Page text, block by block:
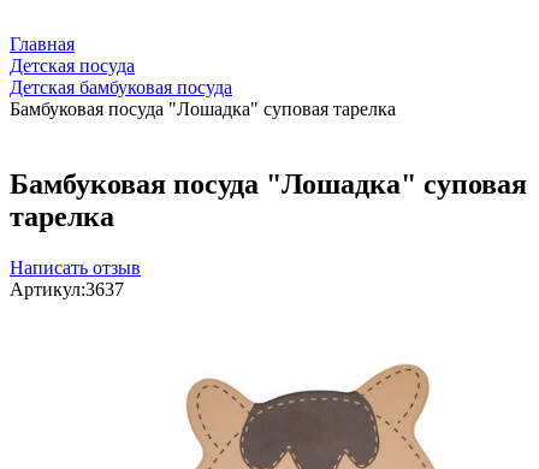
Главная
Детская посуда
Детская бамбуковая посуда
Бамбуковая посуда "Лошадка" суповая тарелка
Бамбуковая посуда "Лошадка" суповая
тарелка
Написать отзыв
Артикул:3637